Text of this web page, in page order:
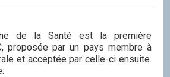
de la Santé est la première
proposée par un pays membre à
et acceptée par celle-ci ensuite.